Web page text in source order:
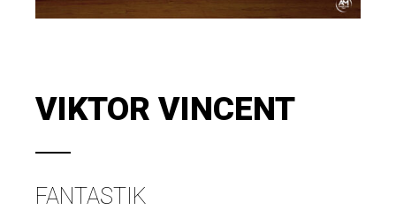
VIKTOR VINCENT
FANTASTIK